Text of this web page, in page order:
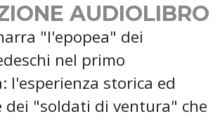
AUDIOLIBRO
"l'epopea" dei
nel primo
l'esperienza storica ed
dei "soldati di ventura" che